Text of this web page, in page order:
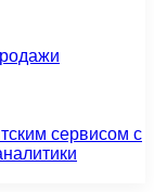
сервисом с